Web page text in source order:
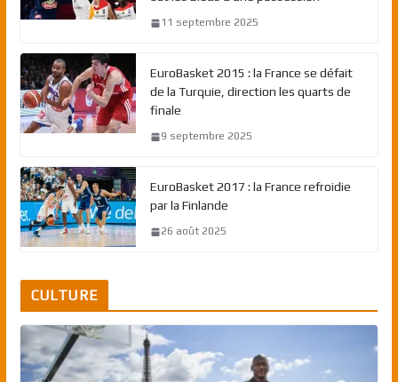
11 septembre 2025
EuroBasket 2015 : la France se défait
de la Turquie, direction les quarts de
finale
9 septembre 2025
EuroBasket 2017 : la France refroidie
par la Finlande
26 août 2025
CULTURE